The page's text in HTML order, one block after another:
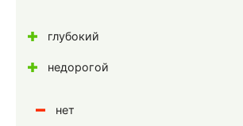
глубокий
недорогой
нет